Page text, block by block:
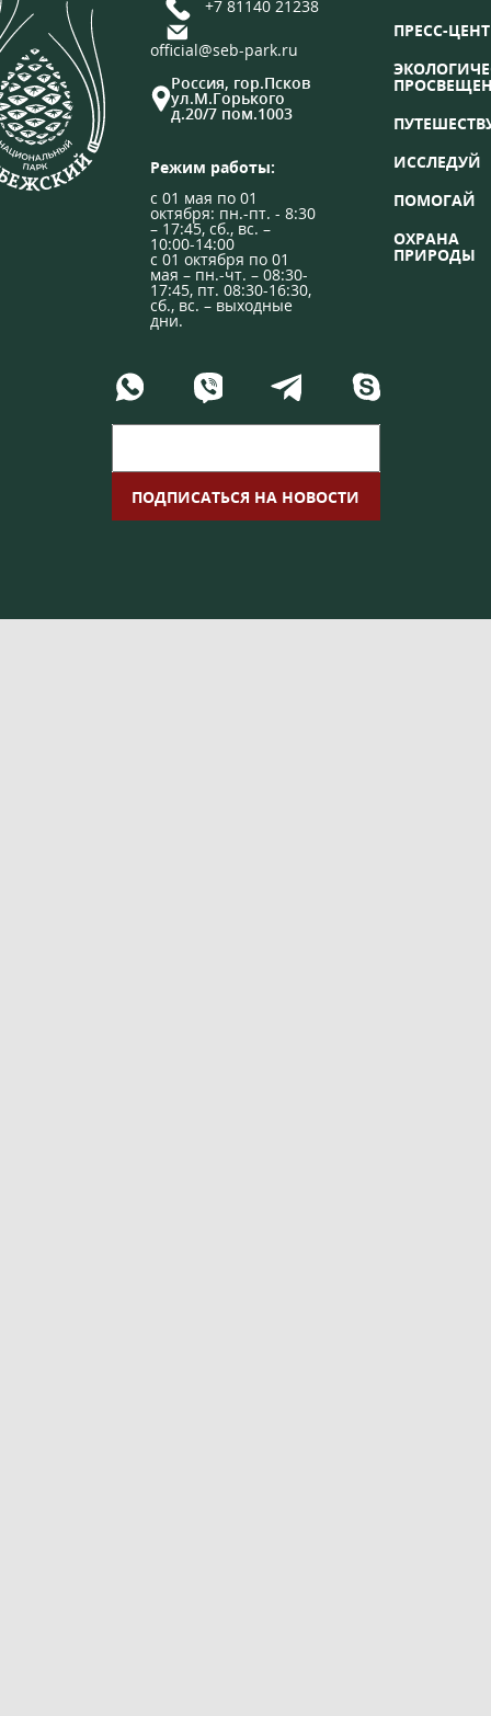
+7 81140 21238
official@seb-park.ru
Россия, гор.Псков
ул.М.Горького
д.20/7 пом.1003
Режим работы:
с 01 мая по 01
октября: пн.-пт. - 8:30
– 17:45, сб., вс. –
10:00-14:00
с 01 октября по 01
мая – пн.-чт. – 08:30-
17:45, пт. 08:30-16:30,
сб., вс. – выходные
дни.
ПРЕСС-
ИССЛЕДУЙ
ПОМОГАЙ
ОХРАНА
ПРИРОДЫ